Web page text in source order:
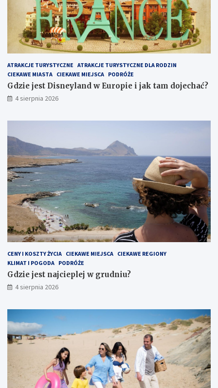
ATRAKCJE TURYSTYCZNE ATRAKCJE TURYSTYCZNE DLA RODZIN
CIEKAWE MIASTA CIEKAWE MIEJSCA PODRÓŻE
Gdzie jest Disneyland w Europie i jak tam dojechać?
4 sierpnia 2026
CENY I KOSZTY ŻYCIA CIEKAWE MIEJSCA CIEKAWE REGIONY
KLIMAT I POGODA PODRÓŻE
Gdzie jest najcieplej w grudniu?
4 sierpnia 2026